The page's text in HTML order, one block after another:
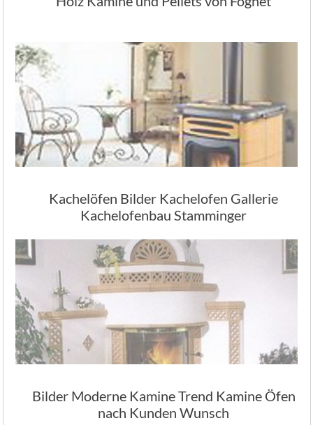
Kachelöfen Bilder Kachelofen Gallerie
Kachelofenbau Stamminger
Bilder Moderne Kamine Trend Kamine Öfen
nach Kunden Wunsch